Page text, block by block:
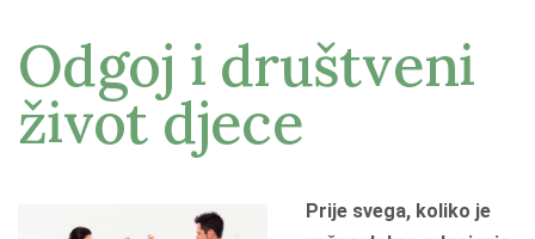
Odgoj i društveni
život djece
Prije svega, koliko je